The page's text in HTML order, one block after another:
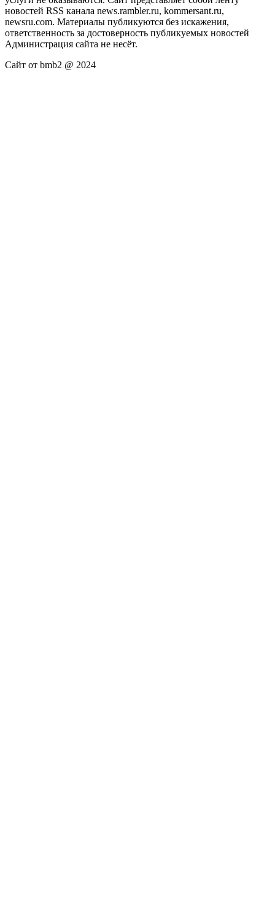
новостей RSS канала news.rambler.ru, kommersant.ru,
newsru.com. Материалы публикуются без искажения,
ответственность за достоверность публикуемых новостей
Администрация сайта не несёт.
Сайт от bmb2 @ 2024